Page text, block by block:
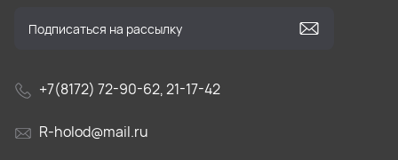
+7(8172) 72-90-62, 21-17-42
R-holod@mail.ru